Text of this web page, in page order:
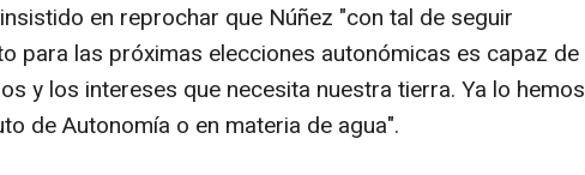
en reprochar que Núñez "con tal de seguir
para las próximas elecciones autonómicas es capaz de
y los intereses que necesita nuestra tierra. Ya lo hemos
de Autonomía o en materia de agua".